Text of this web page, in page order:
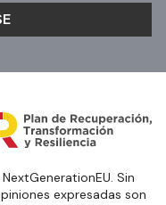
Sin
expresadas son